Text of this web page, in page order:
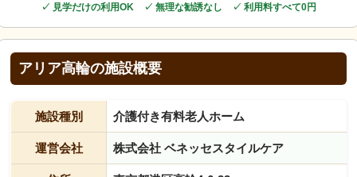
✓ 見学だけの利用OK ✓ 無理な勧誘なし ✓ 利用料すべて0円
アリア高輪の施設概要
施設種別 介護付き有料老人ホーム
運営会社 株式会社 ベネッセスタイルケア